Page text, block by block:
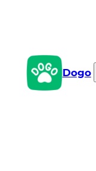
Dogo